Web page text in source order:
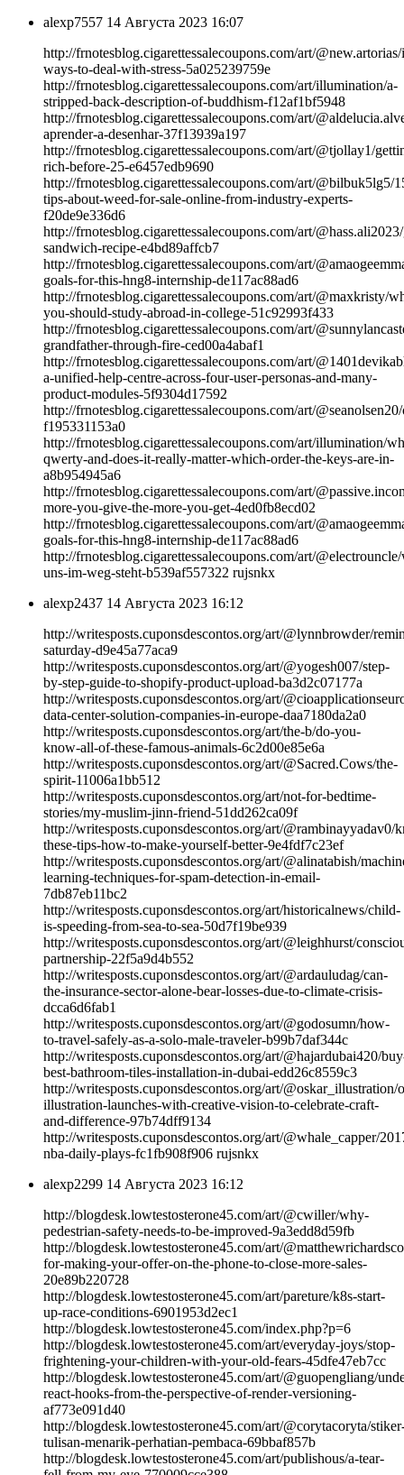
alexp7557 14 Августа 2023 16:07
http://frnotesblog.cigarettessalecoupons.com/art/
ways-to-deal-with-stress-5a025239759e
http://frnotesblog.cigarettessalecoupons.com/art/illumination/a-
stripped-back-description-of-buddhism-f12af1bf5948
http://frnotesblog.cigarettessalecoupons.com/art/
aprender-a-desenhar-37f13939a197
http://frnotesblog.cigarettessalecoupons.com/art/@tjollay1/
rich-before-25-e6457edb9690
http://frnotesblog.cigarettessalecoupons.com/art/@bilbuk5lg5/
tips-about-weed-for-sale-online-from-industry-experts-
f20de9e336d6
http://frnotesblog.cigarettessalecoupons.com/art/
sandwich-recipe-e4bd89affcb7
http://frnotesblog.cigarettessalecoupons.com/art/
goals-for-this-hng8-internship-de117ac88ad6
http://frnotesblog.cigarettessalecoupons.com/art/@maxkristy/
you-should-study-abroad-in-college-51c92993f433
http://frnotesblog.cigarettessalecoupons.com/art/
grandfather-through-fire-ced00a4abaf1
http://frnotesblog.cigarettessalecoupons.com/art/
a-unified-help-centre-across-four-user-personas-and-many-
product-modules-5f9304d17592
http://frnotesblog.cigarettessalecoupons.com/art/
f195331153a0
http://frnotesblog.cigarettessalecoupons.com/art/illumination/
qwerty-and-does-it-really-matter-which-order-the-keys-are-in-
a8b954945a6
http://frnotesblog.cigarettessalecoupons.com/art/
more-you-give-the-more-you-get-4ed0fb8ecd02
http://frnotesblog.cigarettessalecoupons.com/art/
goals-for-this-hng8-internship-de117ac88ad6
http://frnotesblog.cigarettessalecoupons.com/art/
uns-im-weg-steht-b539af557322 rujsnkx
alexp2437 14 Августа 2023 16:12
http://writesposts.cuponsdescontos.org/art/@lynnbrowder/
saturday-d9e45a77aca9
http://writesposts.cuponsdescontos.org/art/@yogesh007/step-
by-step-guide-to-shopify-product-upload-ba3d2c07177a
http://writesposts.cuponsdescontos.org/art/
data-center-solution-companies-in-europe-daa7180da2a0
http://writesposts.cuponsdescontos.org/art/the-b/do-you-
know-all-of-these-famous-animals-6c2d00e85e6a
http://writesposts.cuponsdescontos.org/art/@Sacred.Cows/the-
spirit-11006a1bb512
http://writesposts.cuponsdescontos.org/art/not-for-bedtime-
stories/my-muslim-jinn-friend-51dd262ca09f
http://writesposts.cuponsdescontos.org/art/@rambinayyadav0/
these-tips-how-to-make-yourself-better-9e4fdf7c23ef
http://writesposts.cuponsdescontos.org/art/@alinatabish/
learning-techniques-for-spam-detection-in-email-
7db87eb11bc2
http://writesposts.cuponsdescontos.org/art/historicalnews/child-
is-speeding-from-sea-to-sea-50d7f19be939
http://writesposts.cuponsdescontos.org/art/@leighhurst/
partnership-22f5a9d4b552
http://writesposts.cuponsdescontos.org/art/@ardauludag/can-
the-insurance-sector-alone-bear-losses-due-to-climate-crisis-
dcca6d6fab1
http://writesposts.cuponsdescontos.org/art/@godosumn/how-
to-travel-safely-as-a-solo-male-traveler-b99b7daf344c
http://writesposts.cuponsdescontos.org/art/@hajardubai420/
best-bathroom-tiles-installation-in-dubai-edd26c8559c3
http://writesposts.cuponsdescontos.org/art/@oskar_illustration/
illustration-launches-with-creative-vision-to-celebrate-craft-
and-difference-97b74dff9134
http://writesposts.cuponsdescontos.org/art/@whale_capper/
nba-daily-plays-fc1fb908f906 rujsnkx
alexp2299 14 Августа 2023 16:12
http://blogdesk.lowtestosterone45.com/art/@cwiller/why-
pedestrian-safety-needs-to-be-improved-9a3edd8d59fb
http://blogdesk.lowtestosterone45.com/art/
for-making-your-offer-on-the-phone-to-close-more-sales-
20e89b220728
http://blogdesk.lowtestosterone45.com/art/pareture/k8s-start-
up-race-conditions-6901953d2ec1
http://blogdesk.lowtestosterone45.com/index.php?p=6
http://blogdesk.lowtestosterone45.com/art/everyday-joys/stop-
frightening-your-children-with-your-old-fears-45dfe47eb7cc
http://blogdesk.lowtestosterone45.com/art/@guopengliang/
react-hooks-from-the-perspective-of-render-versioning-
af773e091d40
http://blogdesk.lowtestosterone45.com/art/@corytacoryta/
tulisan-menarik-perhatian-pembaca-69bbaf857b
http://blogdesk.lowtestosterone45.com/art/publishous/a-tear-